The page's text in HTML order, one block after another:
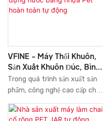
công nghệ, giúp tiết kiệm thời
gian sản xuất hơn. Hiện tại, sản
VFINE - Máy Thổi Khuôn,
Sản Xuất Khuôn Đúc, Bình
Đựng Nước Bằng Nhựa Pet
Hoàn Toàn Tự Động
Trong quá trình sản xuất sản
phẩm, công nghệ cao cấp chắc
chắn được áp dụng. Phạm vi
ứng dụng của sản phẩm đã